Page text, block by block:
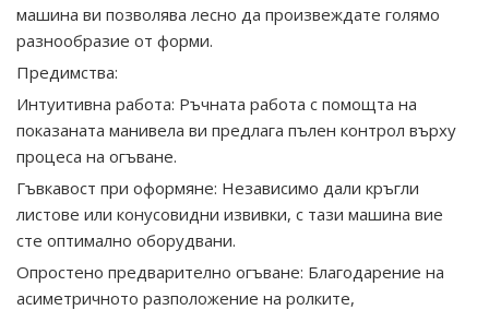
машина ви позволява лесно да произвеждате голямо
разнообразие от форми.
Предимства:
Интуитивна работа: Ръчната работа с помощта на
показаната манивела ви предлага пълен контрол върху
процеса на огъване.
Гъвкавост при оформяне: Независимо дали кръгли
листове или конусовидни извивки, с тази машина вие
сте оптимално оборудвани.
Опростено предварително огъване: Благодарение на
асиметричното разположение на ролките,